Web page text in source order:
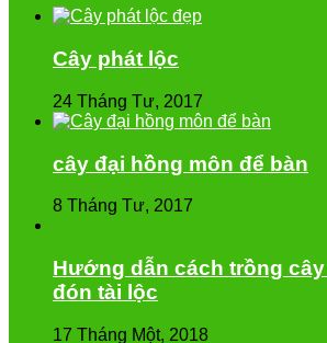
Cây phát lộc
24 Tháng Tư, 2017
cây đại hồng môn để bàn
8 Tháng Tư, 2017
Hướng dẫn cách trồng
đón tài lộc
17 Tháng Một, 2018